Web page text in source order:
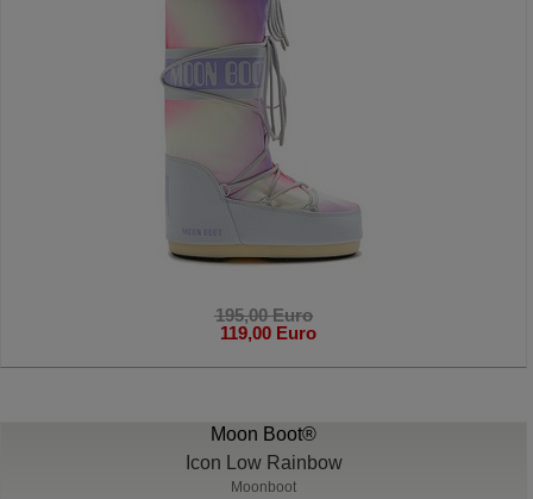
195,00 Euro
119,00 Euro
Moon Boot®
Icon Low Rainbow
Moonboot